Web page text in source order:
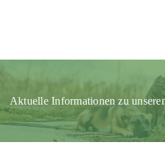
Aktuelle Informationen zu